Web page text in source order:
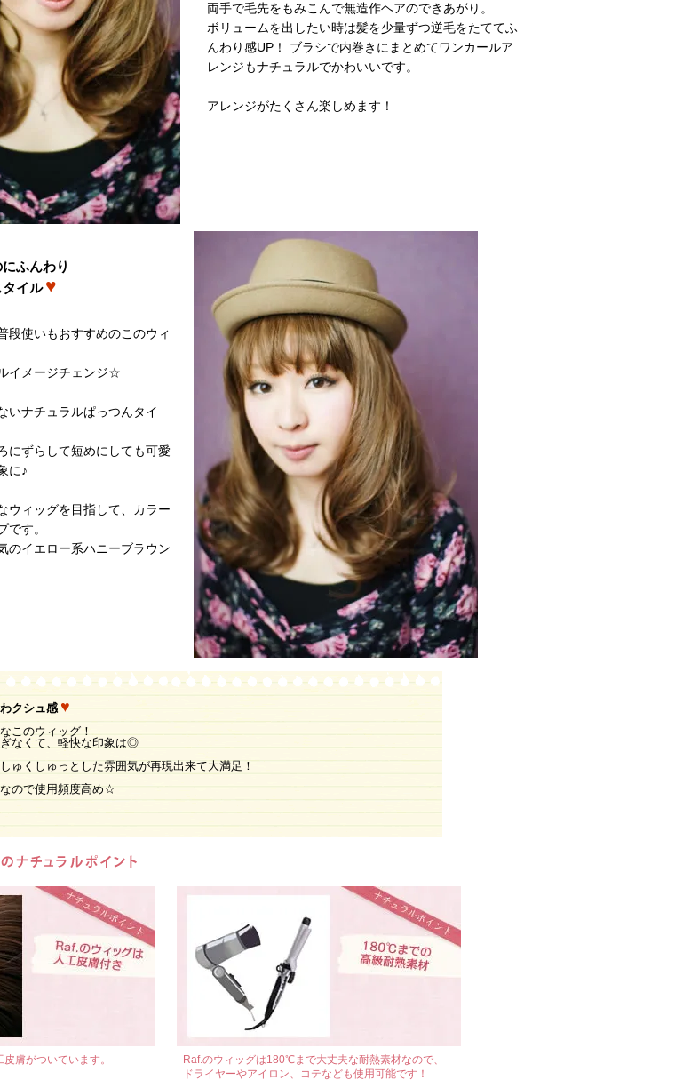
両手で毛先をもみこんで無造作ヘアのできあがり。
ボリュームを出したい時は髪を少量ずつ逆毛をたててふ
んわり感UP！ ブラシで内巻きにまとめてワンカールア
レンジもナチュラルでかわいいです。
アレンジがたくさん楽しめます！
ふんわり
イル ♥
段使いもおすすめのこのウィ
イメージチェンジ☆
いナチュラルぱっつんタイ
にずらして短めにしても可愛
に♪
ウィッグを目指して、カラー
です。
のイエロー系ハニーブラウン
クシュ感 ♥
このウィッグ！
なくて、軽快な印象は◎
ゅくしゅっとした雰囲気が再現出来て大満足！
ので使用頻度高め☆
膚がついています。
Raf.のウィッグは180℃まで大丈夫な耐熱素材なので、
ドライヤーやアイロン、コテなども使用可能です！